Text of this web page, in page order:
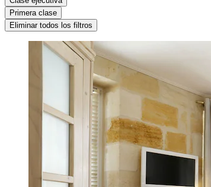
Primera clase
Eliminar todos los filtros